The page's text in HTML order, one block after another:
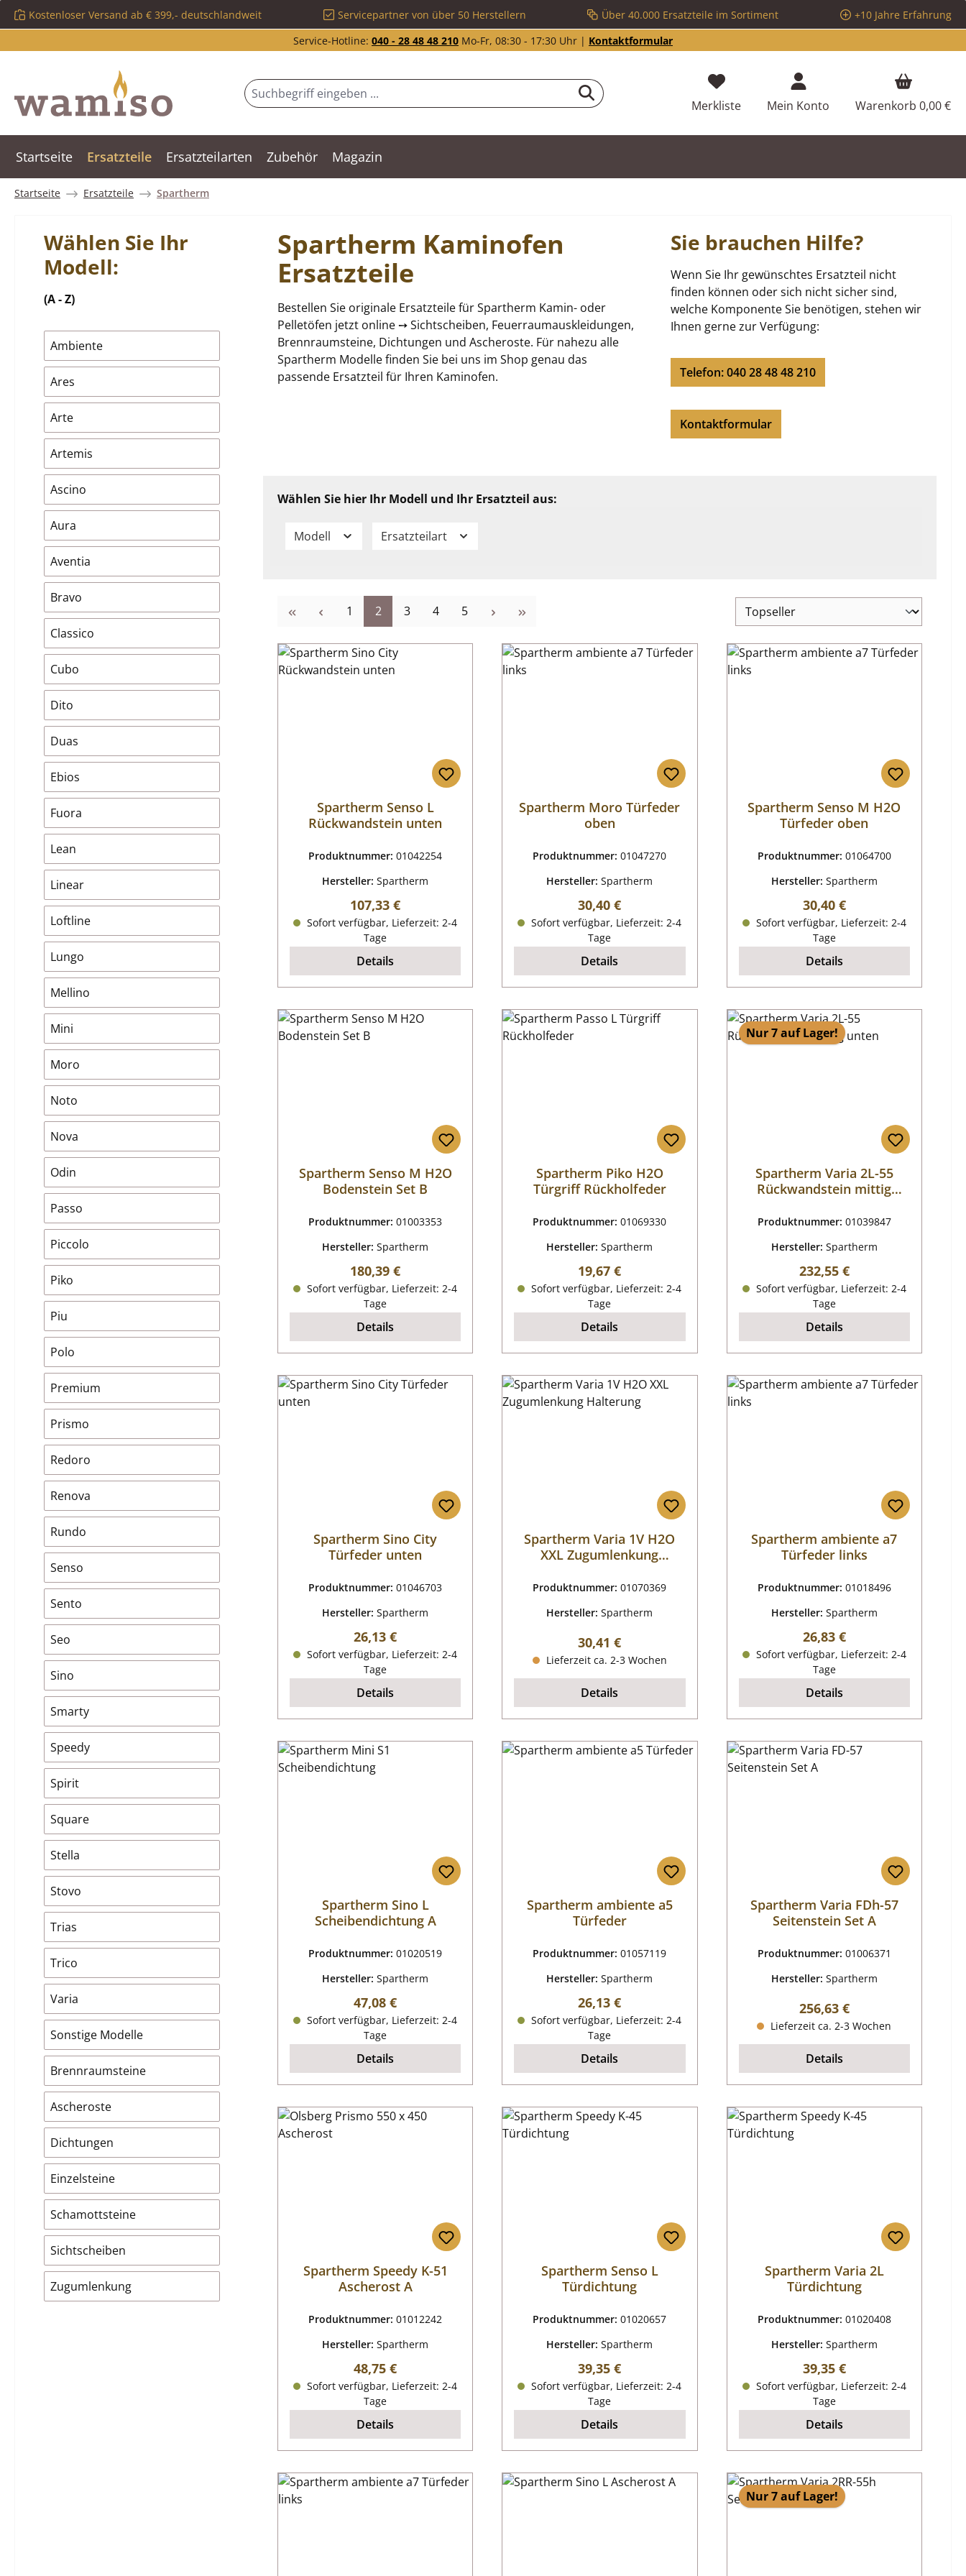
Hauptinhalt springen
Zur Suche springen
Zur Hauptnavigation springen
Kostenloser Versand ab € 399,- deutschlandweit Servicepartner von über 50 Herstellern Über 40.000 Ersatzteile im Sortiment
+10 Jahre Erfahrung
Service-Hotline: 040 - 28 48 48 210 Mo-Fr, 08:30 - 17:30 Uhr | Kontaktformular
MerklisteDu hast 0 Produkte auf dem Merkzettel
Mein Konto Warenkorb 0,00 €
Startseite Ersatzteile Ersatzteilarten Zubehör Magazin
Startseite Ersatzteile Spartherm
Wählen Sie Ihr
Modell:
(A - Z)
Ambiente
Ares
Arte
Artemis
Ascino
Aura
Aventia
Bravo
Classico
Cubo
Dito
Duas
Ebios
Fuora
Lean
Linear
Loftline
Lungo
Mellino
Mini
Moro
Noto
Nova
Odin
Passo
Piccolo
Piko
Piu
Polo
Premium
Prismo
Redoro
Renova
Rundo
Senso
Sento
Seo
Sino
Smarty
Speedy
Spirit
Square
Stella
Stovo
Trias
Trico
Varia
Sonstige Modelle
Brennraumsteine
Ascheroste
Dichtungen
Einzelsteine
Schamottsteine
Sichtscheiben
Zugumlenkung
Spartherm Kaminofen
Ersatzteile
Bestellen Sie originale Ersatzteile für Spartherm Kamin- oder
Pelletöfen jetzt online ➙ Sichtscheiben, Feuerraumauskleidungen,
Brennraumsteine, Dichtungen und Ascheroste. Für nahezu alle
Spartherm Modelle finden Sie bei uns im Shop genau das
passende Ersatzteil für Ihren Kaminofen.
Sie brauchen Hilfe?
Wenn Sie Ihr gewünschtes Ersatzteil nicht
finden können oder sich nicht sicher sind,
welche Komponente Sie benötigen, stehen wir
Ihnen gerne zur Verfügung:
Telefon: 040 28 48 48 210
Kontaktformular
Wählen Sie hier Ihr Modell und Ihr Ersatzteil aus:
Modell Ersatzteilart
Seite
1 Seite
2 Seite
3 Seite
4 Seite
5
Spartherm Senso L
Rückwandstein unten
Produktnummer:01042254
Hersteller:Spartherm
Regulärer Preis:
107,33 €
Sofort verfügbar, Lieferzeit: 2-4
Tage
Details
Spartherm Moro Türfeder
oben
Produktnummer:01047270
Hersteller:Spartherm
Regulärer Preis:
30,40 €
Sofort verfügbar, Lieferzeit: 2-4
Tage
Details
Spartherm Senso M H2O
Türfeder oben
Produktnummer: 01064700
Hersteller: Spartherm
Regulärer Preis:
30,40 €
Sofort verfügbar, Lieferzeit: 2-4
Tage
Details
Spartherm Senso M H2O
Bodenstein Set B
Produktnummer:01003353
Hersteller:Spartherm
Regulärer Preis:
180,39 €
Sofort verfügbar, Lieferzeit: 2-4
Tage
Details
Spartherm Piko H2O
Türgriff Rückholfeder
Produktnummer:01069330
Hersteller:Spartherm
Regulärer Preis:
19,67 €
Sofort verfügbar, Lieferzeit: 2-4
Tage
Details
Nur 7 auf Lager!
Spartherm Varia 2L-55
Rückwandstein mittig
Produktnummer: 01039847
Hersteller: Spartherm
Regulärer Preis:
232,55 €
Sofort verfügbar, Lieferzeit: 2-4
Tage
Details
Spartherm Sino City
Türfeder unten
Produktnummer:01046703
Hersteller:Spartherm
Regulärer Preis:
26,13 €
Sofort verfügbar, Lieferzeit: 2-4
Tage
Details
Spartherm Varia 1V H2O
XXL Zugumlenkung
Produktnummer:01070369
Hersteller:Spartherm
Regulärer Preis:
30,41 €
Lieferzeit ca. 2-3 Wochen
Details
Spartherm ambiente a7
Türfeder links
Produktnummer: 01018496
Hersteller: Spartherm
Regulärer Preis:
26,83 €
Sofort verfügbar, Lieferzeit: 2-4
Tage
Details
Spartherm Sino L
Scheibendichtung A
Produktnummer:01020519
Hersteller:Spartherm
Regulärer Preis:
47,08 €
Sofort verfügbar, Lieferzeit: 2-4
Tage
Details
Spartherm ambiente a5
Türfeder
Produktnummer:01057119
Hersteller:Spartherm
Regulärer Preis:
26,13 €
Sofort verfügbar, Lieferzeit: 2-4
Tage
Details
Spartherm Varia FDh-57
Seitenstein Set A
Produktnummer: 01006371
Hersteller: Spartherm
Regulärer Preis:
256,63 €
Lieferzeit ca. 2-3 Wochen
Details
Spartherm Speedy K-51
Ascherost A
Produktnummer:01012242
Hersteller:Spartherm
Regulärer Preis:
48,75 €
Sofort verfügbar, Lieferzeit: 2-4
Tage
Details
Spartherm Senso L
Türdichtung
Produktnummer:01020657
Hersteller:Spartherm
Regulärer Preis:
39,35 €
Sofort verfügbar, Lieferzeit: 2-4
Tage
Details
Spartherm Varia 2L
Türdichtung
Produktnummer: 01020408
Hersteller: Spartherm
Regulärer Preis:
39,35 €
Sofort verfügbar, Lieferzeit: 2-4
Tage
Details
Nur 7 auf Lager!